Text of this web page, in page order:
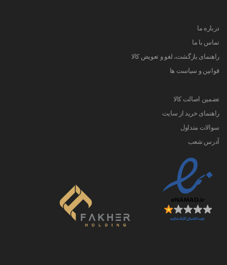
درباره ما
تماس با ما
راهنمای بازگشت، لغو و تعویض کالا
قوانین و سیاست ها
تضمین اصالت کالا
راهنمای خرید از سایت
سوالات متداول
آدرس شعب